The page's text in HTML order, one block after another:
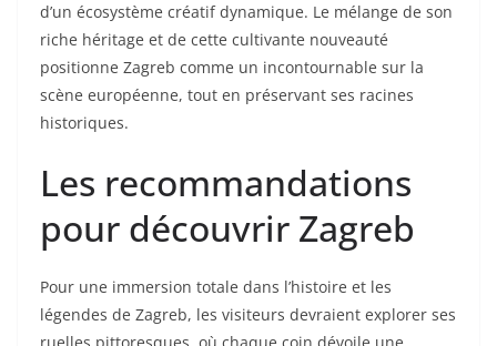
d’un écosystème créatif dynamique. Le mélange de son
riche héritage et de cette cultivante nouveauté
positionne Zagreb comme un incontournable sur la
scène européenne, tout en préservant ses racines
historiques.
Les recommandations
pour découvrir Zagreb
Pour une immersion totale dans l’histoire et les
légendes de Zagreb, les visiteurs devraient explorer ses